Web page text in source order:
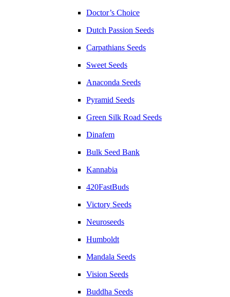
Doctor’s Choice
Dutch Passion Seeds
Carpathians Seeds
Sweet Seeds
Anaconda Seeds
Pyramid Seeds
Green Silk Road Seeds
Dinafem
Bulk Seed Bank
Kannabia
420FastBuds
Victory Seeds
Neuroseeds
Humboldt
Mandala Seeds
Vision Seeds
Buddha Seeds